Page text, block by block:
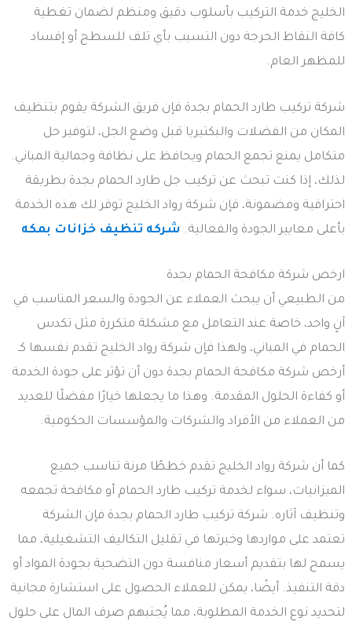
الخليج خدمة التركيب بأسلوب دقيق ومنظم لضمان تغطية
كافة النقاط الحرجة دون التسبب بأي تلف للسطح أو إفساد
للمظهر العام.
شركة تركيب طارد الحمام بجدة فإن فريق الشركة يقوم بتنظيف
المكان من الفضلات والبكتيريا قبل وضع الجل، لتوفير حل
متكامل يمنع تجمع الحمام ويحافظ على نظافة وجمالية المباني.
لذلك، إذا كنت تبحث عن تركيب جل طارد الحمام بجدة بطريقة
احترافية ومضمونة، فإن شركة رواد الخليج توفر لك هذه الخدمة
بأعلى معايير الجودة والفعالية. شركه تنظيف خزانات بمكه
ارخص شركة مكافحة الحمام بجدة
من الطبيعي أن يبحث العملاء عن الجودة والسعر المناسب في
آنٍ واحد، خاصة عند التعامل مع مشكلة متكررة مثل تكدس
الحمام في المباني، ولهذا فإن شركة رواد الخليج تقدم نفسها كـ
أرخص شركة مكافحة الحمام بجدة دون أن تؤثر على جودة الخدمة
أو كفاءة الحلول المقدمة. وهذا ما يجعلها خيارًا مفضلًا للعديد
من العملاء من الأفراد والشركات والمؤسسات الحكومية.
كما أن شركة رواد الخليج تقدم خططًا مرنة تناسب جميع
الميزانيات، سواء لخدمة تركيب طارد الحمام أو مكافحة تجمعه
وتنظيف آثاره. شركة تركيب طارد الحمام بجدة فإن الشركة
تعتمد على مواردها وخبرتها في تقليل التكاليف التشغيلية، مما
يسمح لها بتقديم أسعار منافسة دون التضحية بجودة المواد أو
دقة التنفيذ. أيضًا، يمكن للعملاء الحصول على استشارة مجانية
لتحديد نوع الخدمة المطلوبة، مما يُجنبهم صرف المال على حلول